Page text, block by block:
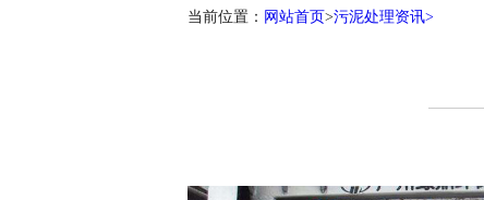
当前位置： 网站首页>污泥处理资讯>